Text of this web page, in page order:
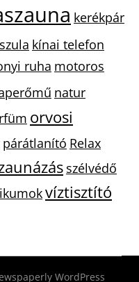
kerékpár
kínai telefon
ruha motoros
natur
orvosi
párátlanító Relax
szélvédő
víztisztító
WordPress